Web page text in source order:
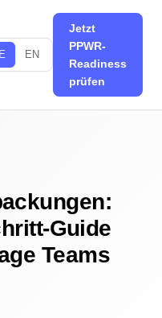
EN
Jetzt
PPWR-
Readiness
prüfen
Guide
Teams